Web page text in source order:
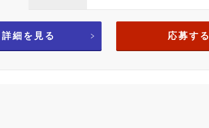
詳細を見る 応募する